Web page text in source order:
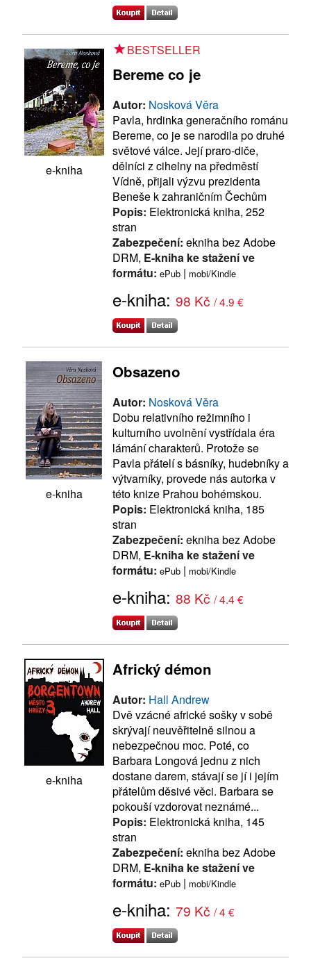
e-kniha
BESTSELLER
Bereme co je
Autor: Nosková Věra
Pavla, hrdinka generačního románu
Bereme, co je se narodila po druhé
světové válce. Její praro-diče,
dělníci z cihelny na předměstí
Vídně, přijali výzvu prezidenta
Beneše k zahraničním Čechům
Popis: Elektronická kniha, 252
stran
Zabezpečení: ekniha bez Adobe
DRM, E-kniha ke stažení ve
formátu: ePub | mobi/Kindle
e-kniha: 98 Kč / 4.9 €
e-kniha
Obsazeno
Autor: Nosková Věra
Dobu relativního režimního i
kulturního uvolnění vystřídala éra
lámání charakterů. Protože se
Pavla přátelí s básníky, hudebníky a
výtvarníky, provede nás autorka v
této knize Prahou bohémskou.
Popis: Elektronická kniha, 185
stran
Zabezpečení: ekniha bez Adobe
DRM, E-kniha ke stažení ve
formátu: ePub | mobi/Kindle
e-kniha: 88 Kč / 4.4 €
e-kniha
Africký démon
Autor: Hall Andrew
Dvě vzácné africké sošky v sobě
skrývají neuvěřitelně silnou a
nebezpečnou moc. Poté, co
Barbara Longová jednu z nich
dostane darem, stávají se jí i jejím
přátelům děsivé věci. Barbara se
pokouší vzdorovat neznámé...
Popis: Elektronická kniha, 145
stran
Zabezpečení: ekniha bez Adobe
DRM, E-kniha ke stažení ve
formátu: ePub | mobi/Kindle
e-kniha: 79 Kč / 4 €